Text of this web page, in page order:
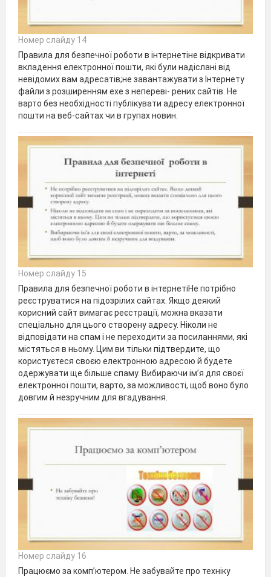
Номер слайду 14
Правила для безпечної роботи в інтернетіне відкривати
вкладення електронної пошти, які були надіслані від
невідомих вам адресатів;не завантажувати з Інтернету
файли з розширенням exe з непереві- рених сайтів. Не
варто без необхідності публікувати адресу електронної
пошти на веб-сайтах чи в групах новин.
Номер слайду 15
Правила для безпечної роботи в інтернетіНе потрібно
реєструватися на підозрілих сайтах. Якщо деякий
корисний сайт вимагає реєстрації, можна вказати
спеціально для цього створену адресу. Ніколи не
відповідати на спам і не переходити за посиланнями, які
містяться в ньому. Цим ви тільки підтвердите, що
користуєтеся своєю електронною адресою й будете
одержувати ще більше спаму. Вибираючи ім’я для своєї
електронної пошти, варто, за можливос­ті, щоб воно було
довгим й незручним для вгадування.
Номер слайду 16
Працюємо за комп’ютером. Не забувайте про техніку